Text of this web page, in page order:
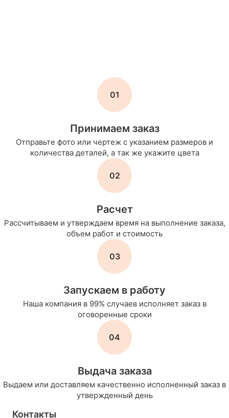
01
Принимаем заказ
Отправьте фото или чертеж с указанием размеров и
количества деталей, а так же укажите цвета
02
Расчет
Рассчитываем и утверждаем время на выполнение заказа,
объем работ и стоимость
03
Запускаем в работу
Наша компания в 99% случаев исполняет заказ в
оговоренные сроки
04
Выдача заказа
Выдаем или доставляем качественно исполненный заказ в
утвержденный день
Контакты